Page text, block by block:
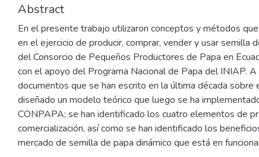
Abstract
En el presente trabajo utilizaron conceptos y métodos
en el ejercicio de producir, comprar, vender y usar semilla
del Consorcio de Pequeños Productores de Papa en
con el apoyo del Programa Nacional de Papa del INIAP.
documentos que se han escrito en la última década sobre
diseñado un modelo teórico que luego se ha
CONPAPA; se han identificado los cuatro elementos de
comercialización, así como se han identificado los
mercado de semilla de papa dinámico que está en